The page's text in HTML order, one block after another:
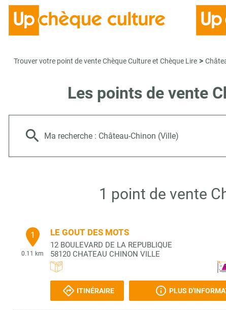
Trouver votre point de vente Chèque Culture et Chèque Lire >
Les points de vente
Ma recherche : Château-Chinon (Ville)
1 point de vente
1
0.11 km
LE GOUT DES MOTS
12 BOULEVARD DE LA REPUBLIQUE
58120 CHATEAU CHINON VILLE
ITINÉRAIRE PLUS